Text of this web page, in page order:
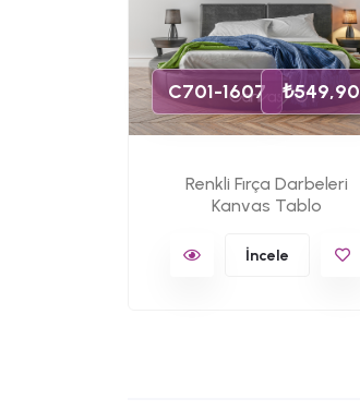
C701-1607 ₺549,90
Renkli Fırça Darbeleri
Kanvas Tablo
İncele